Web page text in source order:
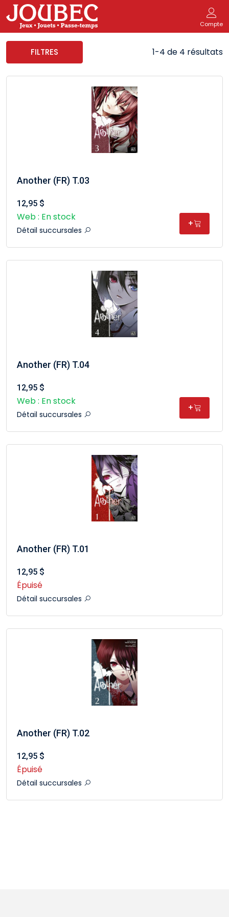
Compte
FILTRES 1-4 de 4 résultats
Another (FR) T.03
12,95 $
Web : En stock
Détail succursales
+
Another (FR) T.04
12,95 $
Web : En stock
Détail succursales
+
Another (FR) T.01
12,95 $
Épuisé
Détail succursales
Another (FR) T.02
12,95 $
Épuisé
Détail succursales